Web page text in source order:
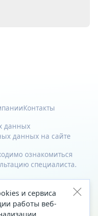
Контакты
данных
данных на сайте
ознакомиться
специалиста.
и сервиса
работы веб-